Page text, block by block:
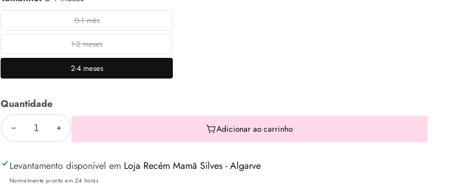
0-1 mês
0-
1
mês
1-2 meses
2
meses
2-4 meses
2-
Quantidade
Diminuir
quantidade
de
quantidade
de
Adicionar ao carrinho
Levantamento disponível em Loja Recém Mamã Silves - Algarve
Normalmente pronto em 24 horas